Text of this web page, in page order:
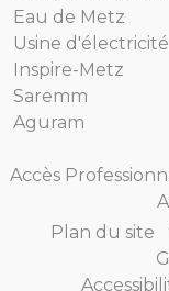
Eau de Metz
Usine
Inspire-Metz
Saremm
Aguram
Accès
Plan du site